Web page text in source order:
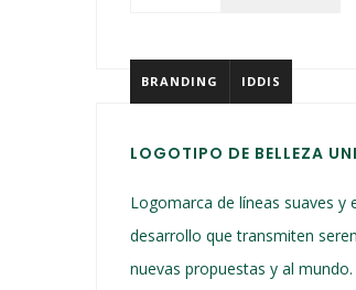
BRANDING IDDIS
LOGOTIPO DE BELLEZA
Logomarca de líneas suaves
desarrollo que transmiten
nuevas propuestas y al